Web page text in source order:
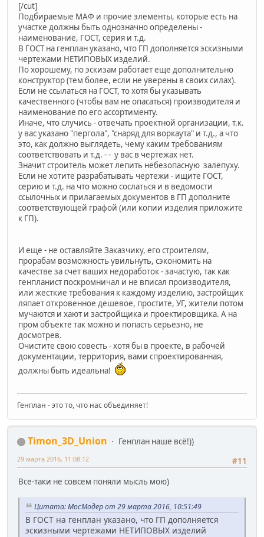
[/cut]
Подбираемые МАФ и прочие элементы, которые есть на
участке должны быть однозначно определены -
наименование, ГОСТ, серия и т.д.
В ГОСТ на генплан указано, что ГП дополняется эскизными
чертежами НЕТИПОВЫХ изделий.
По хорошему, по эскизам работает еще дополнительно
конструктор (тем более, если не уверены в своих силах).
Если не ссылаться на ГОСТ, то хотя бы указывать
качественного (чтобы вам не опасаться) производителя и
наименование по его ассортименту.
Иначе, что случись - отвечать проектной организации, т.к.
у вас указано "пергола", "снаряд для воркаута" и т.д., а что
это, как должно выглядеть, чему каким требованиям
соответствовать и т.д. - - у вас в чертежах нет.
Значит строитель может лепить небезопасную залепуху.
Если не хотите разрабатывать чертежи - ищите ГОСТ,
серию и т.д. на что можно сослаться и в ведомости
ссылочных и прилагаемых документов в ГП дополните
соответствующей графой (или копии изделия приложите
к ГП).
И еще - не оставляйте Заказчику, его строителям,
прорабам возможность увильнуть, сэкономить на
качестве за счет ваших недоработок - зачастую, так как
генпланист поскромничал и не вписал производителя,
или жесткие требования к каждому изделию, застройщик
ляпает откровенное дешевое, простите, УГ, жители потом
мучаются и хают и застройщика и проектировщика. А на
пром объекте так можно и попасть серьезно, не
досмотрев.
Очистите свою совесть - хотя бы в проекте, в рабочей
документации, территория, вами спроектированная,
должны быть идеальна!
Генплан - это то, что нас объединяет!
Timon_3D_Union
Генплан наше всё!))
#11
29 марта 2016, 11:08:12
Все-таки не совсем поняли мысль мою)
Цитата: МосМодер от 29 марта 2016, 10:51:49
В ГОСТ на генплан указано, что ГП дополняется
эскизными чертежами НЕТИПОВЫХ изделий